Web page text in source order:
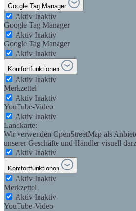
Google Tag Manager
Aktiv Inaktiv
Google Tag Manager
Aktiv Inaktiv
Google Tag Manager
Aktiv Inaktiv
Komfortfunktionen
Aktiv Inaktiv
Merkzettel
Aktiv Inaktiv
YouTube-Video
Aktiv Inaktiv
Landkarte:
Wir verwenden OpenStreetMap als
unserer Geschäfte und Händler visuell
Aktiv Inaktiv
Komfortfunktionen
Aktiv Inaktiv
Merkzettel
Aktiv Inaktiv
YouTube-Video